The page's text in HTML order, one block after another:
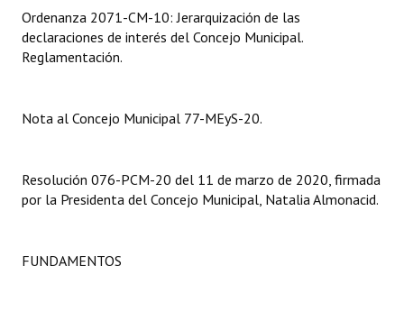
Digesto
Organigrama
Proyectos Presentados
Dictámenes Asesoría Letrada
Ordenanza 2071-CM-10: Jerarquización de las
declaraciones de interés del Concejo Municipal.
Reglamentación.
Nota al Concejo Municipal 77-MEyS-20.
Resolución 076-PCM-20 del 11 de marzo de 2020, firmada
por la Presidenta del Concejo Municipal, Natalia Almonacid.
FUNDAMENTOS